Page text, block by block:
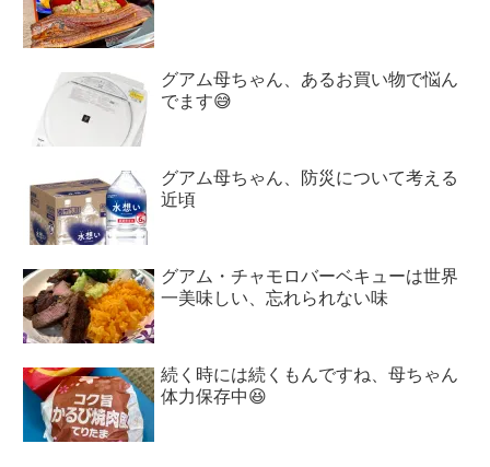
グアム母ちゃん、あるお買い物で悩ん
でます😅
グアム母ちゃん、防災について考える
近頃
グアム・チャモロバーベキューは世界
一美味しい、忘れられない味
続く時には続くもんですね、母ちゃん
体力保存中😆